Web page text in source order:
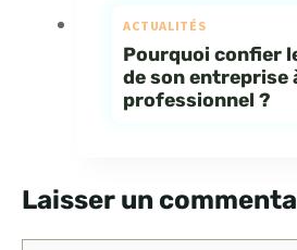
ACTUALITÉS
Pourquoi confier
de son entreprise
professionnel ?
Laisser un